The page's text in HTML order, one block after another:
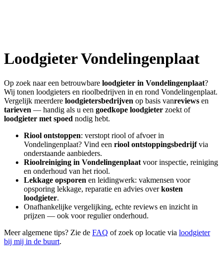
LoodgieterVondelingenplaat
Op zoek naar een betrouwbare loodgieter in Vondelingenplaat?
Wij tonen loodgieters en rioolbedrijven in en rond Vondelingenplaat.
Vergelijk meerdere loodgietersbedrijven op basis vanreviews en
tarieven — handig als u een goedkope loodgieter zoekt of
loodgieter met spoed nodig hebt.
Riool ontstoppen: verstopt riool of afvoer in
Vondelingenplaat? Vind een riool ontstoppingsbedrijfvia
onderstaande aanbieders.
Rioolreiniging in Vondelingenplaat voor inspectie, reiniging
en onderhoud van het riool.
Lekkage opsporen en leidingwerk: vakmensen voor
opsporing lekkage, reparatie en advies overkosten
loodgieter.
Onafhankelijke vergelijking, echte reviews en inzicht in
prijzen — ook voor regulier onderhoud.
Meer algemene tips? Zie de FAQ of zoek op locatie via loodgieter
bij mij in de buurt.